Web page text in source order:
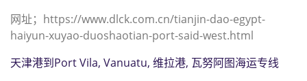
网址；https://www.dlck.com.cn/tianjin-dao-egypt-
haiyun-xuyao-duoshaotian-port-said-west.html
天津港到Port Vila, Vanuatu, 维拉港, 瓦努阿图海运专线